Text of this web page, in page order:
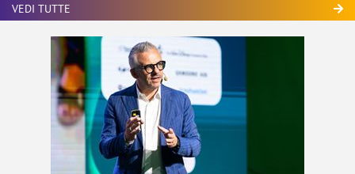
VEDI TUTTE